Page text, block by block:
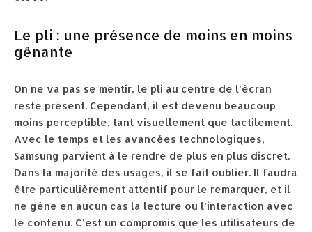
Le pli : une présence de moins en moins
gênante
On ne va pas se mentir, le pli au centre de l’écran
reste présent. Cependant, il est devenu beaucoup
moins perceptible, tant visuellement que tactilement.
Avec le temps et les avancées technologiques,
Samsung parvient à le rendre de plus en plus discret.
Dans la majorité des usages, il se fait oublier. Il faudra
être particulièrement attentif pour le remarquer, et il
ne gêne en aucun cas la lecture ou l’interaction avec
le contenu. C’est un compromis que les utilisateurs de